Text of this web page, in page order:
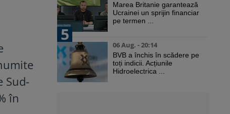
Sud-
în
Marea Britanie garantează
Ucrainei un sprijin financiar
pe termen ...
5
06 Aug. - 20:14
BVB a închis în scădere pe
toți indicii. Acțiunile
Hidroelectrica ...